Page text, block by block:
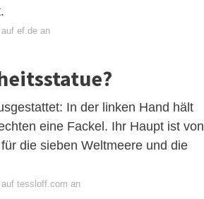
ef.de an
In der linken Hand hält
eine Fackel. Ihr Haupt ist von
die sieben Weltmeere und die
tessloff.com an